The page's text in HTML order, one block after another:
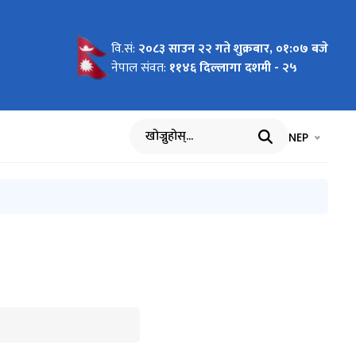
पेस गर्ने
वि.सं: २०८३ साउन २२ गते शुक्रबार, ०१:०७ बजे
नेपाल संवत: ११४६ दिल्लागा दशमी - २५
खोज्नुहोस् भाषा चयन
NEP